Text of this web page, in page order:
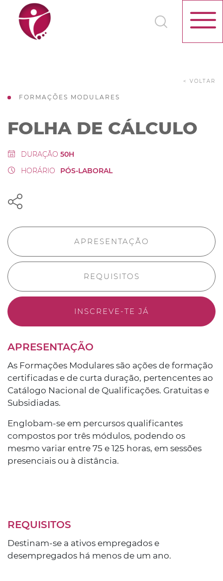
FORMAÇÕES MODULARES
< VOLTAR
FOLHA DE CÁLCULO
DURAÇÃO 50H
HORÁRIO
PÓS-LABORAL
APRESENTAÇÃO
As Formações Modulares são ações de formação
certificadas e de curta duração, pertencentes ao
Catálogo Nacional de Qualificações. Gratuitas e
Subsidiadas.
Englobam-se em percursos qualificantes
compostos por três módulos, podendo os
mesmo variar entre 75 e 125 horas, em sessões
presenciais ou à distância.
REQUISITOS
Destinam-se a ativos empregados e
desempregados há menos de um ano.
APRESENTAÇÃO
REQUISITOS
INSCREVE-TE JÁ